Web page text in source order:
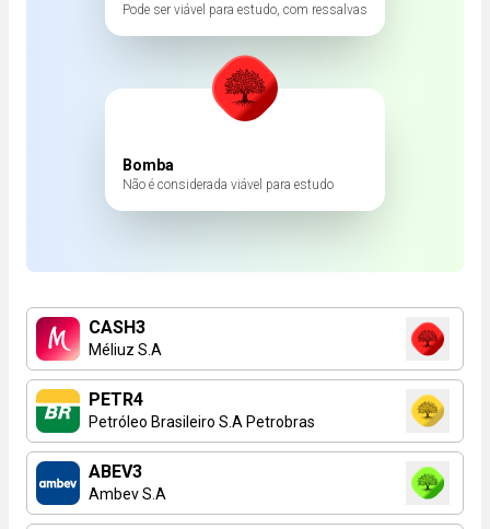
Pode ser viável para estudo, com ressalvas
Bomba
Não é considerada viável para estudo
CASH3
Méliuz S.A
PETR4
Petróleo Brasileiro S.A Petrobras
ABEV3
Ambev S.A